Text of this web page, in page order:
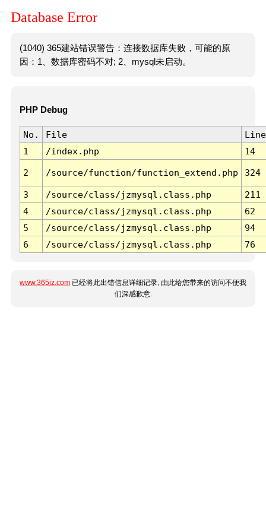
Database Error
(1040) 365建站错误警告：连接数据库失败，可能的原
因：1、数据库密码不对; 2、mysql未启动。
PHP Debug
No. File
Line
1
/index.php 14
2 /source/function/function_extend.php 324
3 /source/class/jzmysql.class.php
211
4
/source/class/jzmysql.class.php
62
5
/source/class/jzmysql.class.php
94
6
/source/class/jzmysql.class.php 76
www.365jz.com 已经将此出错信息详细记录, 由此给您带来的访问不便我
们深感歉意.